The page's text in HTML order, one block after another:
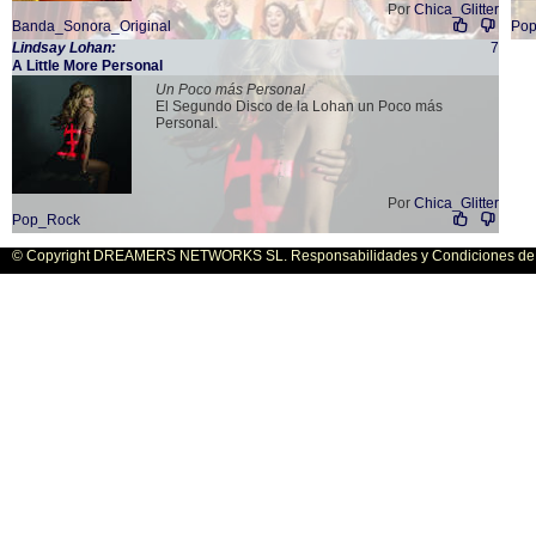
Por Chica_Glitter
Banda_Sonora_Original
Lindsay Lohan:
A Little More Personal
7
Un Poco más Personal
El Segundo Disco de la Lohan un Poco más
Personal.
Por Chica_Glitter
Pop_Rock
Pop
© Copyright DREAMERS NETWORKS SL. Responsabilidades y Condiciones